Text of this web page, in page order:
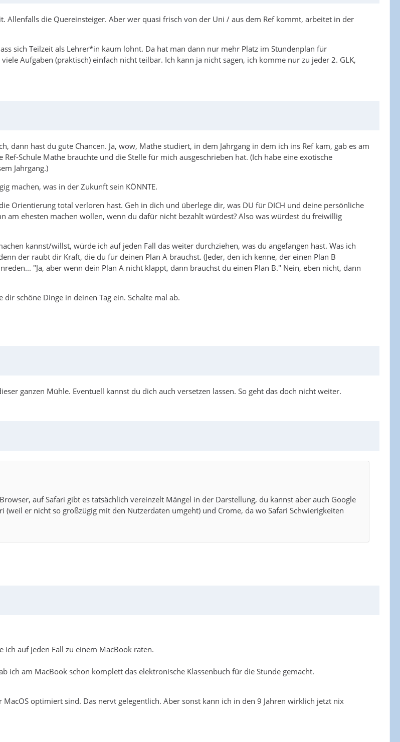
Allenfalls die Quereinsteiger. Aber wer quasi frisch von der Uni / aus dem Ref kommt, arbeitet in der
sich Teilzeit als Lehrer*in kaum lohnt. Da hat man dann nur mehr Platz im Stundenplan für
Aufgaben (praktisch) einfach nicht teilbar. Ich kann ja nicht sagen, ich komme nur zu jeder 2. GLK,
dann hast du gute Chancen. Ja, wow, Mathe studiert, in dem Jahrgang in dem ich ins Ref kam, gab es am
Ref-Schule Mathe brauchte und die Stelle für mich ausgeschrieben hat. (Ich habe eine exotische
Jahrgang.)
machen, was in der Zukunft sein KÖNNTE.
Orientierung total verloren hast. Geh in dich und überlege dir, was DU für DICH und deine persönliche
am ehesten machen wollen, wenn du dafür nicht bezahlt würdest? Also was würdest du freiwillig
kannst/willst, würde ich auf jeden Fall das weiter durchziehen, was du angefangen hast. Was ich
der raubt dir Kraft, die du für deinen Plan A brauchst. (Jeder, den ich kenne, der einen Plan B
"Ja, aber wenn dein Plan A nicht klappt, dann brauchst du einen Plan B." Nein, eben nicht, dann
schöne Dinge in deinen Tag ein. Schalte mal ab.
ganzen Mühle. Eventuell kannst du dich auch versetzen lassen. So geht das doch nicht weiter.
auf Safari gibt es tatsächlich vereinzelt Mängel in der Darstellung, du kannst aber auch Google
er nicht so großzügig mit den Nutzerdaten umgeht) und Crome, da wo Safari Schwierigkeiten
ich auf jeden Fall zu einem MacBook raten.
ich am MacBook schon komplett das elektronische Klassenbuch für die Stunde gemacht.
optimiert sind. Das nervt gelegentlich. Aber sonst kann ich in den 9 Jahren wirklich jetzt nix